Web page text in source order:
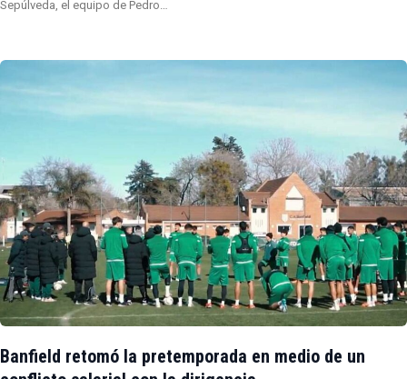
Sepúlveda, el equipo de Pedro…
Banfield retomó la pretemporada en medio de un